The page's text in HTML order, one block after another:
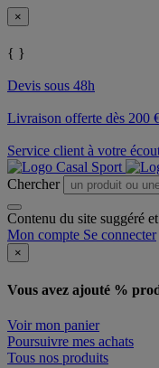
×
{ }
Devis sous 48h
Livraison offerte dès 200
Service client à votre
Chercher
Contenu du site suggéré
Mon compte Se connecter
×
Vous avez ajouté %
Voir mon panier
Poursuivre mes achats
Tous nos produits